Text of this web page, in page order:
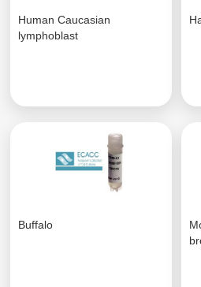
Human Caucasian
lymphoblast
Buffalo